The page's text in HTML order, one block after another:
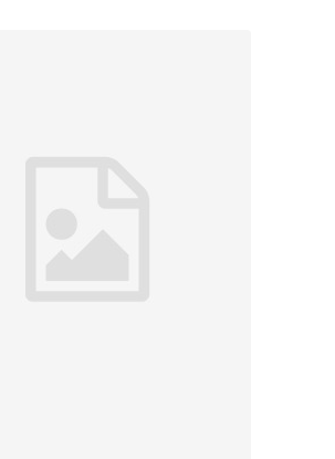
Všetky kategórie